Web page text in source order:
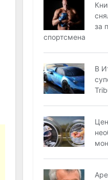
за
спортсмена
В